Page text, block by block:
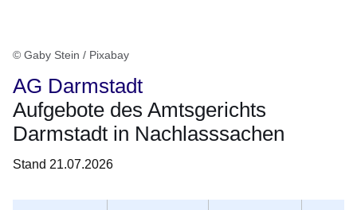
© Gaby Stein / Pixabay
AG Darmstadt
Aufgebote des Amtsgerichts
Darmstadt in Nachlasssachen
Stand 21.07.2026